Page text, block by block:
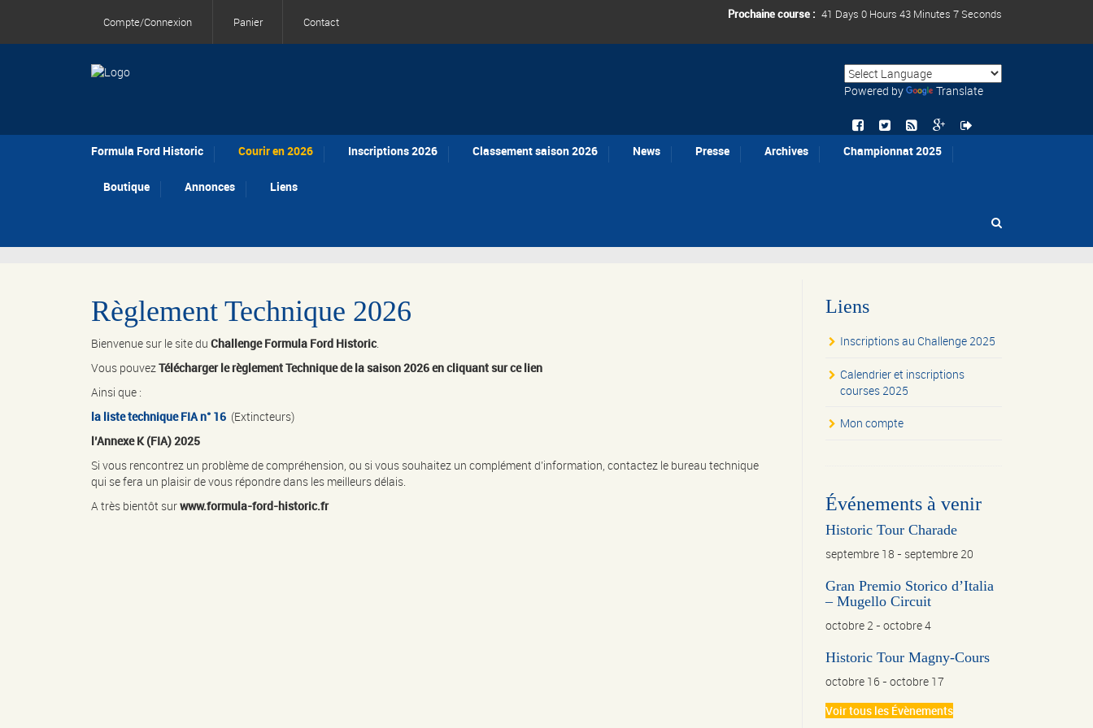
Compte/Connexion Panier Contact
Prochaine course : 41 Days 0 Hours 43 Minutes 7 Seconds
Powered by Translate
Formula Ford Historic Courir en 2026 Inscriptions 2026 Classement saison 2026 News Presse Archives Championnat 2025
Boutique Annonces Liens
Règlement Technique 2026
Bienvenue sur le site du Challenge Formula Ford Historic.
Vous pouvezTélécharger le règlement Technique de la saison 2026 en cliquant sur ce lien
Ainsi que :
la liste technique FIA n° 16 (Extincteurs)
l’Annexe K (FIA) 2025
Si vous rencontrez un problème de compréhension, ou si vous souhaitez un complément d’information, contactez le bureau technique
qui se fera un plaisir de vous répondre dans les meilleurs délais.
A très bientôt surwww.formula-ford-historic.fr
Liens
Inscriptions au Challenge 2025
Calendrier et inscriptions
courses 2025
Mon compte
Événements à venir
Historic Tour Charade
septembre 18 - septembre 20
Gran Premio Storico d’Italia
– Mugello Circuit
octobre 2 - octobre 4
Historic Tour Magny-Cours
octobre 16- octobre 17
Voir tous les Évènements